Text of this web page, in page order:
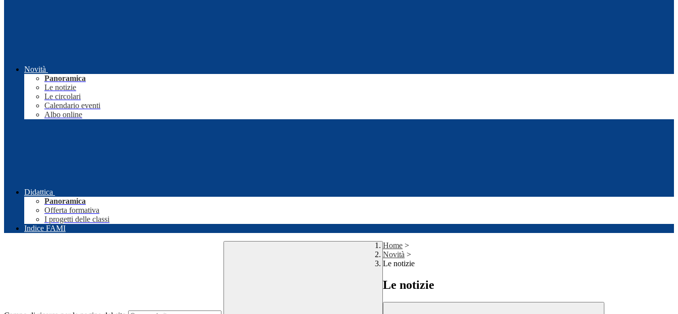
Novità
Panoramica
Le notizie
Le circolari
Calendario eventi
Albo online
Didattica
Panoramica
Offerta formativa
I progetti delle classi
Indice FAMI
Home >
Novità >
Le notizie
Le notizie